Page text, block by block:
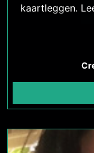
kaartleggen.